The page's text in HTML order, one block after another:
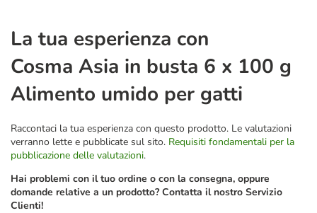
La tua esperienza con
Cosma Asia in busta 6 x 100 g
Alimento umido per gatti
Raccontaci la tua esperienza con questo prodotto. Le valutazioni
verranno lette e pubblicate sul sito. Requisiti fondamentali per la
pubblicazione delle valutazioni.
Hai problemi con il tuo ordine o con la consegna, oppure
domande relative a un prodotto? Contatta il nostro Servizio
Clienti!